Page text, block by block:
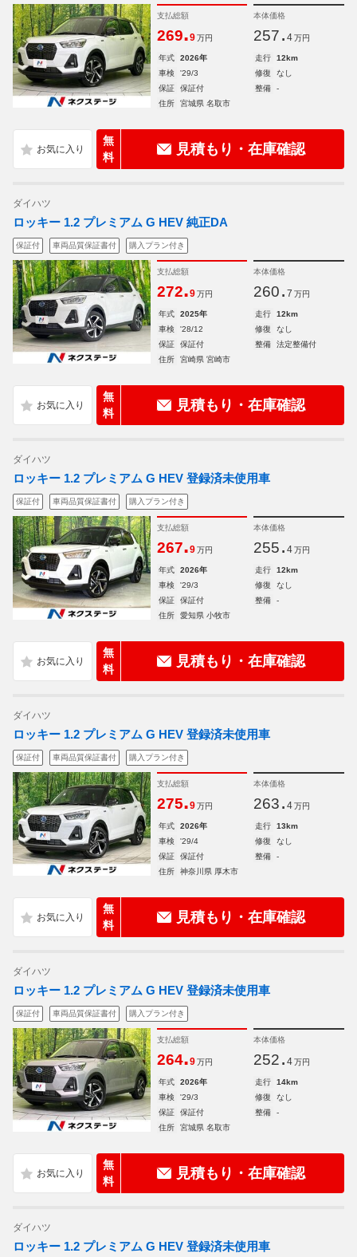
支払総額
269.9 万円
本体価格
257. 4 万円
年式 2026年 走行
12km
車検
'29/3 修復
なし
保証
保証付 整備
-
住所
宮城県 名取市
無
料
見積もり・在庫確認
ダイハツ
ロッキー 1.2 プレミアム G HEV 純正DA
保証付 車両品質保証書付 購入プラン付き
支払総額
272.9 万円
本体価格
260. 7 万円
年式 2025年 走行
12km
車検
'28/12 修復
なし
保証
保証付 整備
法定整備付
住所
宮崎県 宮崎市
無
料
見積もり・在庫確認
ダイハツ
ロッキー 1.2 プレミアム G HEV 登録済未使用車
保証付 車両品質保証書付 購入プラン付き
支払総額
267.9 万円
本体価格
255. 4 万円
年式 2026年 走行
12km
車検
'29/3 修復
なし
保証
保証付 整備
-
住所
愛知県 小牧市
無
料
見積もり・在庫確認
ダイハツ
ロッキー 1.2 プレミアム G HEV 登録済未使用車
保証付 車両品質保証書付 購入プラン付き
支払総額
275.9 万円
本体価格
263. 4 万円
年式 2026年 走行
13km
車検
'29/4 修復
なし
保証
保証付 整備
-
住所
神奈川県 厚木市
無
料
見積もり・在庫確認
ダイハツ
ロッキー 1.2 プレミアム G HEV 登録済未使用車
保証付 車両品質保証書付 購入プラン付き
支払総額
264.9 万円
本体価格
252. 4 万円
年式 2026年 走行
14km
車検
'29/3 修復
なし
保証
保証付 整備
-
住所
宮城県 名取市
無
料
見積もり・在庫確認
ダイハツ
ロッキー 1.2 プレミアム G HEV 登録済未使用車